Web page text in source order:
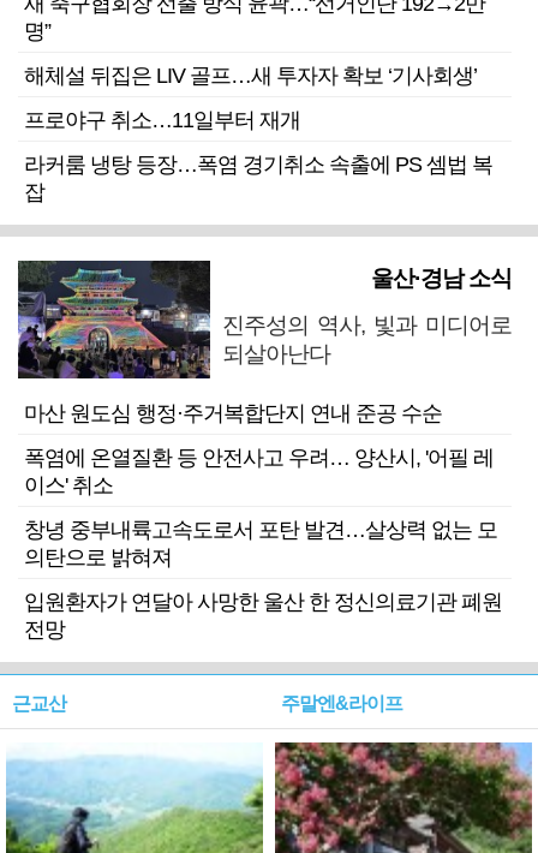
명”
해체설 뒤집은 LIV 골프…새 투자자 확보 ‘기사회생’
프로야구 취소…11일부터 재개
라커룸 냉탕 등장…폭염 경기취소 속출에 PS 셈법 복
잡
울산·경남 소식
진주성의 역사, 빛과 미디어로
되살아난다
마산 원도심 행정·주거복합단지 연내 준공 수순
폭염에 온열질환 등 안전사고 우려… 양산시, '어필 레
이스' 취소
창녕 중부내륙고속도로서 포탄 발견…살상력 없는 모
의탄으로 밝혀져
입원환자가 연달아 사망한 울산 한 정신의료기관 폐원
전망
근교산 주말엔&라이프